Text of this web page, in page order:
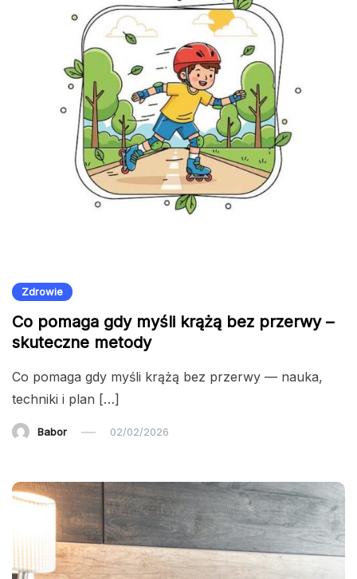
Zdrowie
Co pomaga gdy myśli krążą bez przerwy –
skuteczne metody
Co pomaga gdy myśli krążą bez przerwy — nauka,
techniki i plan […]
Babor 02/02/2026